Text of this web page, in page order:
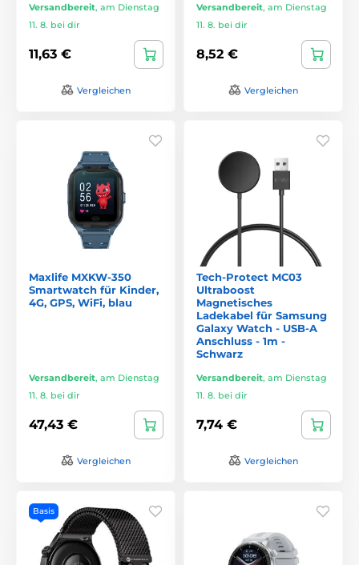
Versandbereit, am Dienstag
11. 8. bei dir
11,63 €
Vergleichen
Versandbereit, am Dienstag
11. 8. bei dir
8,52 €
Vergleichen
Maxlife MXKW-350
Smartwatch für Kinder,
4G, GPS, WiFi, blau
Versandbereit, am Dienstag
11. 8. bei dir
47,43 €
Vergleichen
Tech-Protect MC03
Ultraboost
Magnetisches
Ladekabel für Samsung
Galaxy Watch - USB-A
Anschluss - 1m -
Schwarz
Versandbereit, am Dienstag
11. 8. bei dir
7,74 €
Vergleichen
Basis